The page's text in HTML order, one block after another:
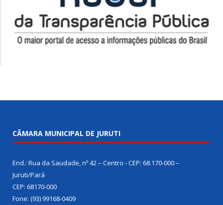
CÂMARA MUNICIPAL DE JURUTI
End.: Rua da Saudade, nº 42 – Centro - CEP: 68.170-000 –
Juruti/Pará
CEP: 68170-000
Fone: (93) 99168-0409